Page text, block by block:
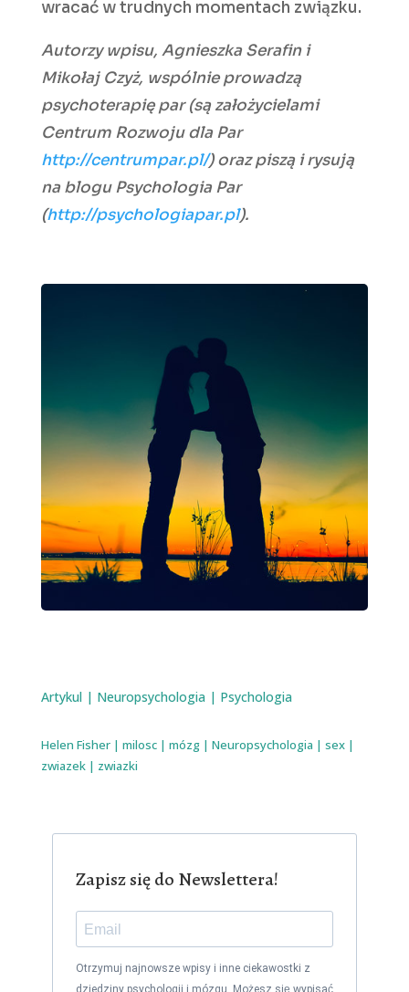
wracać w trudnych momentach związku.
Autorzy wpisu, Agnieszka Serafin i
Mikołaj Czyż, wspólnie prowadzą
psychoterapię par (są założycielami
Centrum Rozwoju dla Par
http://centrumpar.pl/) oraz piszą i rysują
na blogu Psychologia Par
(http://psychologiapar.pl).
Artykul| Neuropsychologia| Psychologia
Helen Fisher| milosc| mózg| Neuropsychologia | sex|
zwiazek| zwiazki
Zapisz się do Newslettera!
Otrzymuj najnowsze wpisy i inne ciekawostki z